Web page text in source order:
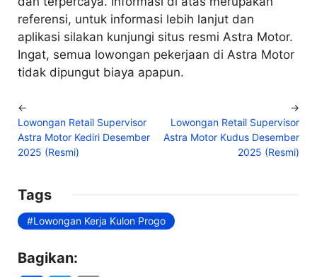
referensi, untuk informasi lebih lanjut dan
aplikasi silakan kunjungi situs resmi Astra Motor.
Ingat, semua lowongan pekerjaan di Astra Motor
tidak dipungut biaya apapun.
←
Lowongan Retail Supervisor
Astra Motor Kediri Desember
2025 (Resmi)
Lowongan Retail Supervisor
Astra Motor Kudus Desember
2025 (Resmi)
→
Tags
Lowongan Kerja Kulon Progo
Bagikan: